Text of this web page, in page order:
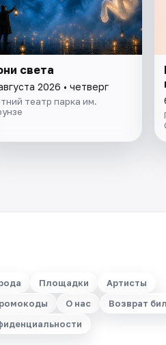
света
2026 • четверг
театр парка им.
Площадки
Артисты
О нас
Возврат